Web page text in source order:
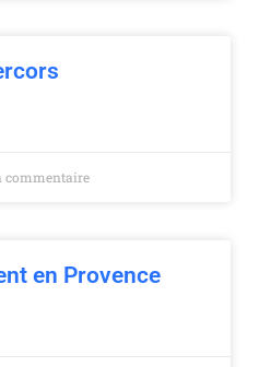
commentaire
en Provence